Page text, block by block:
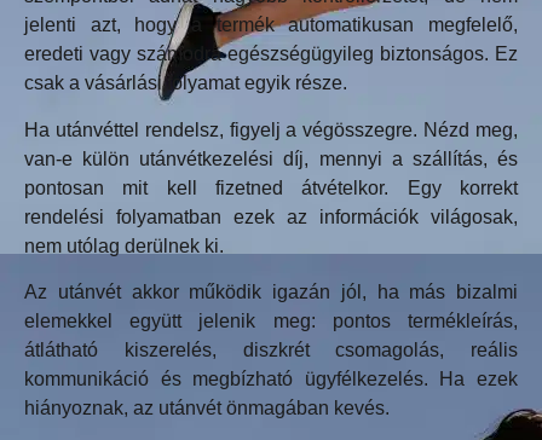
jelenti azt, hogy a termék automatikusan megfelelő,
eredeti vagy számodra egészségügyileg biztonságos. Ez
csak a vásárlási folyamat egyik része.
Ha utánvéttel rendelsz, figyelj a végösszegre. Nézd meg,
van-e külön utánvétkezelési díj, mennyi a szállítás, és
pontosan mit kell fizetned átvételkor. Egy korrekt
rendelési folyamatban ezek az információk világosak,
nem utólag derülnek ki.
Az utánvét akkor működik igazán jól, ha más bizalmi
elemekkel együtt jelenik meg: pontos termékleírás,
átlátható kiszerelés, diszkrét csomagolás, reális
kommunikáció és megbízható ügyfélkezelés. Ha ezek
hiányoznak, az utánvét önmagában kevés.